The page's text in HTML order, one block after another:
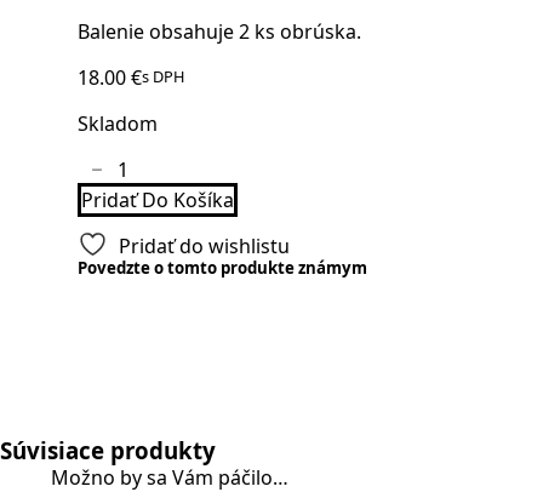
Balenie obsahuje 2 ks obrúska.
18.00€s DPH
Skladom
množstvo
Ľanový
obrúsok
Fringes
Black
-
2set
Pridať Do Košíka
Pridať do wishlistu
Povedzte o tomto produkte známym
Súvisiace produkty
Možno by sa Vám páčilo…